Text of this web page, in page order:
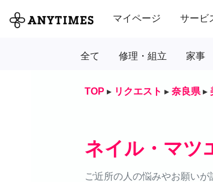
マイページ サービ
全て 修理・組立 家事
TOP ▸ リクエスト ▸ 奈良県 ▸
ネイル・マツ
ご近所の人の悩みやお願い